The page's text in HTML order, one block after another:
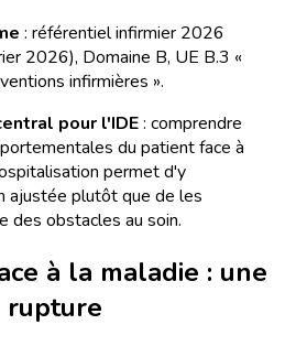
: référentiel infirmier 2026
2026), Domaine B, UE B.3 «
infirmières ».
pour l'IDE: comprendre
du patient face à
permet d'y
ajustée plutôt que de les
des obstacles au soin.
à la maladie : une
rupture